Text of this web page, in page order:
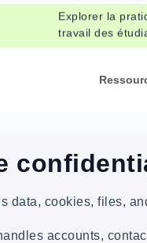
Explorer la
travail des
data, cookies, files,
accounts,